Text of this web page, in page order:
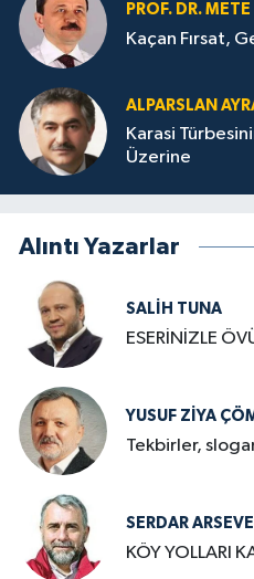
PROF. DR.
Kaçan Fırsat,
ALPARSLAN
Karasi
Üzerine
Alıntı Yazarlar
SALIH TUNA
ESERİNİZLE
YUSUF ZIYA
Tekbirler,
SERDAR
KÖY YOLLARI